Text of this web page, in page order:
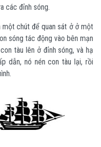
các đỉnh sóng.
chút để quan sát ở ở một
sóng tác động vào bên mạn
tàu lên ở đỉnh sóng, và hạ
dẫn, nó nén con tàu lại, rồi